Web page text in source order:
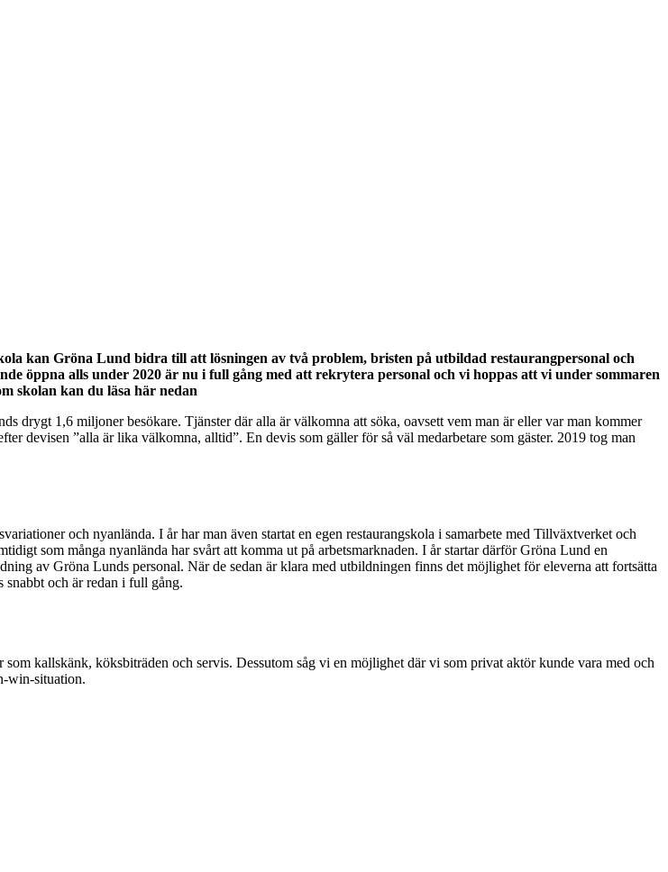
kan Gröna Lund bidra till att lösningen av två problem, bristen på utbildad restaurangpersonal och
öppna alls under 2020 är nu i full gång med att rekrytera personal och vi hoppas att vi under sommaren
skolan kan du läsa här nedan
drygt 1,6 miljoner besökare. Tjänster där alla är välkomna att söka, oavsett vem man är eller var man kommer
devisen ”alla är lika välkomna, alltid”. En devis som gäller för så väl medarbetare som gäster. 2019 tog man
och nyanlända. I år har man även startat en egen restaurangskola i samarbete med Tillväxtverket och
som många nyanlända har svårt att komma ut på arbetsmarknaden. I år startar därför Gröna Lund en
av Gröna Lunds personal. När de sedan är klara med utbildningen finns det möjlighet för eleverna att fortsätta
och är redan i full gång.
kallskänk, köksbiträden och servis. Dessutom såg vi en möjlighet där vi som privat aktör kunde vara med och
win-situation.